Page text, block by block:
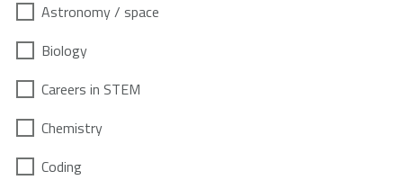
Astronomy / space
Biology
Careers in STEM
Chemistry
Coding